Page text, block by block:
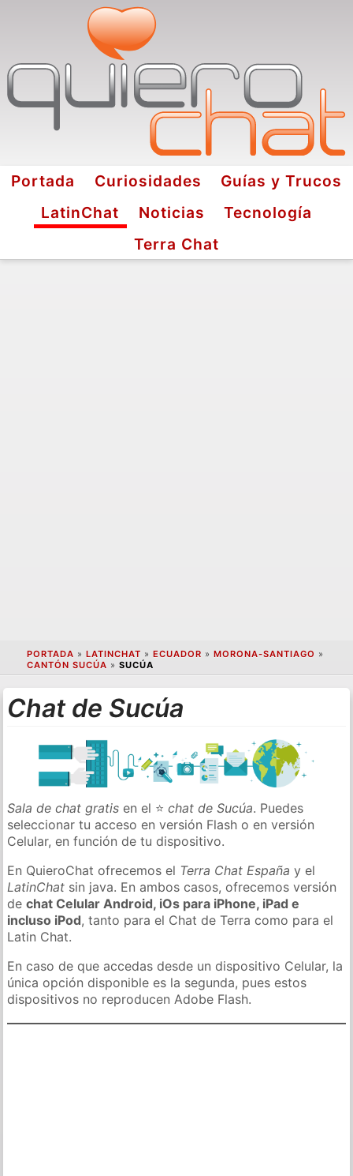
Portada Curiosidades
Guías y Trucos
LatinChat
Noticias
Tecnología
Terra Chat
PORTADA » LATINCHAT » ECUADOR » MORONA-SANTIAGO »
CANTÓN SUCÚA » SUCÚA
Chat de Sucúa
Sala de chat gratis en el ⭐chat de Sucúa. Puedes
seleccionar tu acceso en versión Flash o en versión
Celular, en función de tu dispositivo.
En QuieroChat ofrecemos el Terra Chat España y el
LatinChat sin java. En ambos casos, ofrecemos versión
dechat Celular Android, iOs para iPhone, iPad e
incluso iPod, tanto para el Chat de Terra como para el
Latin Chat.
En caso de que accedas desde un dispositivo Celular, la
única opción disponible es la segunda, pues estos
dispositivos no reproducen Adobe Flash.